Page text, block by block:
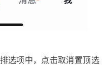
选项中，点击取消置顶选